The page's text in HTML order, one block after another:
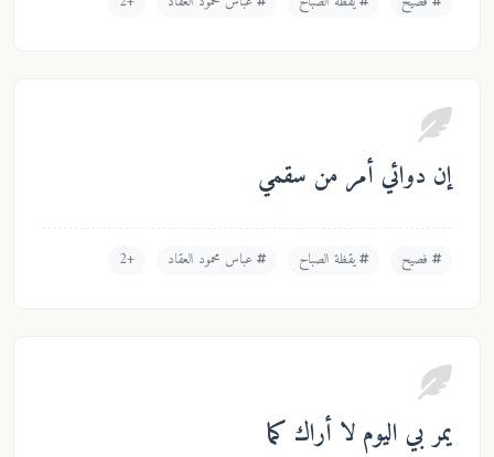
من سقمي
يقظة الصباح عباس محمود العقاد +2
أراك كما